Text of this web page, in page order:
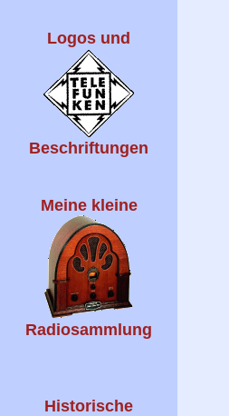
Logos und
Beschriftungen
Meine kleine
Radiosammlung
Historische